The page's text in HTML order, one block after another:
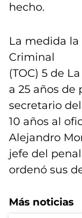
hecho.
La medida
Criminal
(TOC) 5 de
a 25 años de
secretario
10 años al
Alejandro
jefe del
ordenó sus
Más noticias